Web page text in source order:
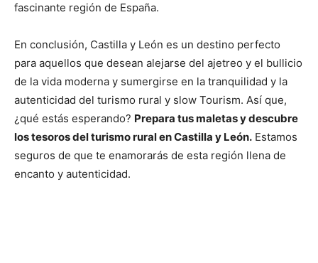
fascinante región de España.
En conclusión, Castilla y León es un destino perfecto
para aquellos que desean alejarse del ajetreo y el bullicio
de la vida moderna y sumergirse en la tranquilidad y la
autenticidad del turismo rural y slow Tourism. Así que,
¿qué estás esperando? Prepara tus maletas y descubre
los tesoros del turismo rural en Castilla y León. Estamos
seguros de que te enamorarás de esta región llena de
encanto y autenticidad.